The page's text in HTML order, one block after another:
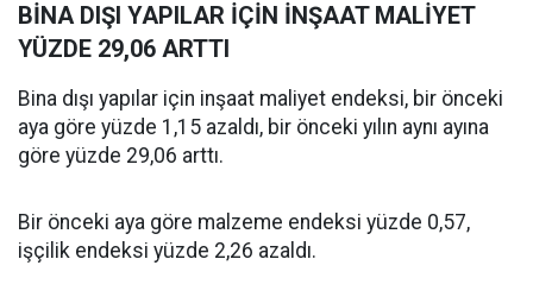
BİNA DIŞI YAPILAR İÇİN İNŞAAT MALİYET
YÜZDE 29,06 ARTTI
Bina dışı yapılar için inşaat maliyet endeksi, bir önceki
aya göre yüzde 1,15 azaldı, bir önceki yılın aynı ayına
göre yüzde 29,06 arttı.
Bir önceki aya göre malzeme endeksi yüzde 0,57,
işçilik endeksi yüzde 2,26 azaldı.